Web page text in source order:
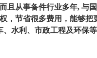
且从事备件行业多年, 与
，节省很多费用，能够
水利、市政工程及环保